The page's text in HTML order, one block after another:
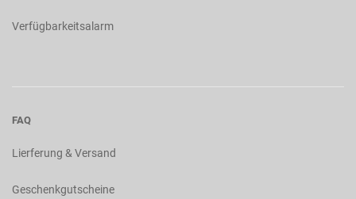
Verfügbarkeitsalarm
FAQ
Lierferung & Versand
Geschenkgutscheine